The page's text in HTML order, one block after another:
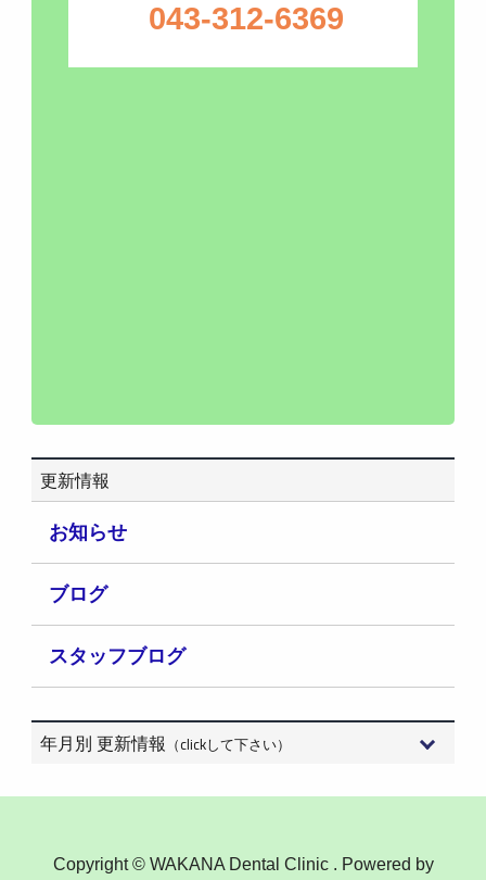
043-312-6369
更新情報
お知らせ
ブログ
スタッフブログ
年月別 更新情報 （clickして下さい）
2026年8月 (3)
2026年7月 (15)
Copyright © WAKANA Dental Clinic . Powered by